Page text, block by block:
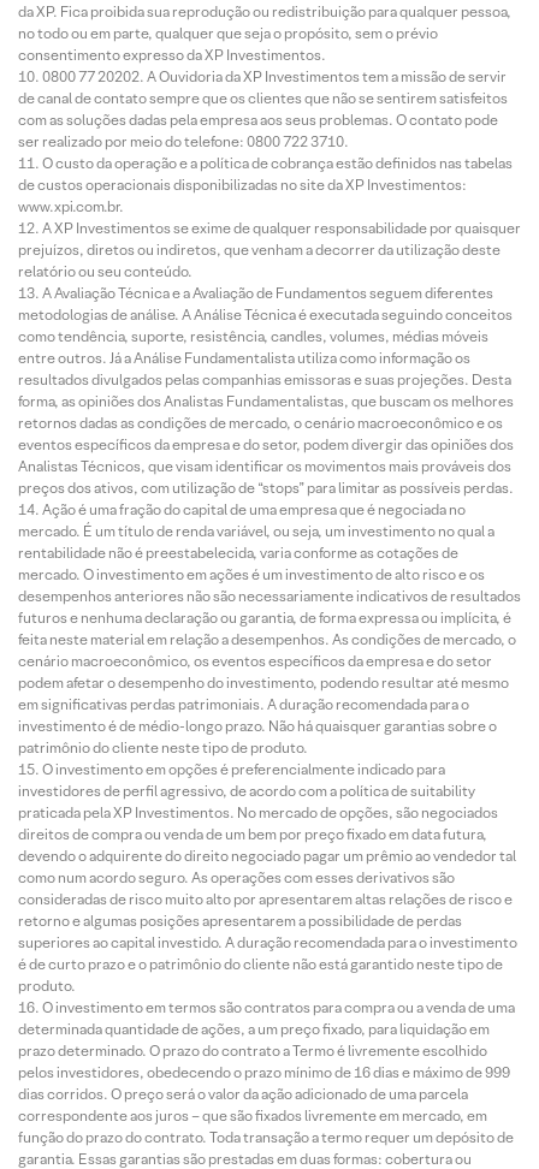
da XP. Fica proibida sua reprodução ou redistribuição para qualquer pessoa,
no todo ou em parte, qualquer que seja o propósito, sem o prévio
consentimento expresso da XP Investimentos.
0800 77 20202. A Ouvidoria da XP Investimentos tem a missão de servir
de canal de contato sempre que os clientes que não se sentirem satisfeitos
com as soluções dadas pela empresa aos seus problemas. O contato pode
ser realizado por meio do telefone: 0800 722 3710.
O custo da operação e a política de cobrança estão definidos nas tabelas
de custos operacionais disponibilizadas no site da XP Investimentos:
www.xpi.com.br.
A XP Investimentos se exime de qualquer responsabilidade por quaisquer
prejuízos, diretos ou indiretos, que venham a decorrer da utilização deste
relatório ou seu conteúdo.
A Avaliação Técnica e a Avaliação de Fundamentos seguem diferentes
metodologias de análise. A Análise Técnica é executada seguindo conceitos
como tendência, suporte, resistência, candles, volumes, médias móveis
entre outros. Já a Análise Fundamentalista utiliza como informação os
resultados divulgados pelas companhias emissoras e suas projeções. Desta
forma, as opiniões dos Analistas Fundamentalistas, que buscam os melhores
retornos dadas as condições de mercado, o cenário macroeconômico e os
eventos específicos da empresa e do setor, podem divergir das opiniões dos
Analistas Técnicos, que visam identificar os movimentos mais prováveis dos
preços dos ativos, com utilização de “stops” para limitar as possíveis perdas.
Ação é uma fração do capital de uma empresa que é negociada no
mercado. É um título de renda variável, ou seja, um investimento no qual a
rentabilidade não é preestabelecida, varia conforme as cotações de
mercado. O investimento em ações é um investimento de alto risco e os
desempenhos anteriores não são necessariamente indicativos de resultados
futuros e nenhuma declaração ou garantia, de forma expressa ou implícita, é
feita neste material em relação a desempenhos. As condições de mercado, o
cenário macroeconômico, os eventos específicos da empresa e do setor
podem afetar o desempenho do investimento, podendo resultar até mesmo
em significativas perdas patrimoniais. A duração recomendada para o
investimento é de médio-longo prazo. Não há quaisquer garantias sobre o
patrimônio do cliente neste tipo de produto.
O investimento em opções é preferencialmente indicado para
investidores de perfil agressivo, de acordo com a política de suitability
praticada pela XP Investimentos. No mercado de opções, são negociados
direitos de compra ou venda de um bem por preço fixado em data futura,
devendo o adquirente do direito negociado pagar um prêmio ao vendedor tal
como num acordo seguro. As operações com esses derivativos são
consideradas de risco muito alto por apresentarem altas relações de risco e
retorno e algumas posições apresentarem a possibilidade de perdas
superiores ao capital investido. A duração recomendada para o investimento
é de curto prazo e o patrimônio do cliente não está garantido neste tipo de
produto.
O investimento em termos são contratos para compra ou a venda de uma
determinada quantidade de ações, a um preço fixado, para liquidação em
prazo determinado. O prazo do contrato a Termo é livremente escolhido
pelos investidores, obedecendo o prazo mínimo de 16 dias e máximo de 999
dias corridos. O preço será o valor da ação adicionado de uma parcela
correspondente aos juros – que são fixados livremente em mercado, em
função do prazo do contrato. Toda transação a termo requer um depósito de
garantia. Essas garantias são prestadas em duas formas: cobertura ou